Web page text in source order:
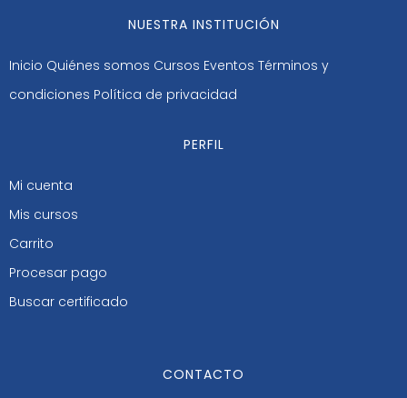
NUESTRA INSTITUCIÓN
Inicio Quiénes somos Cursos Eventos Términos y
condiciones Política de privacidad
PERFIL
Mi cuenta
Mis cursos
Carrito
Procesar pago
Buscar certificado
CONTACTO